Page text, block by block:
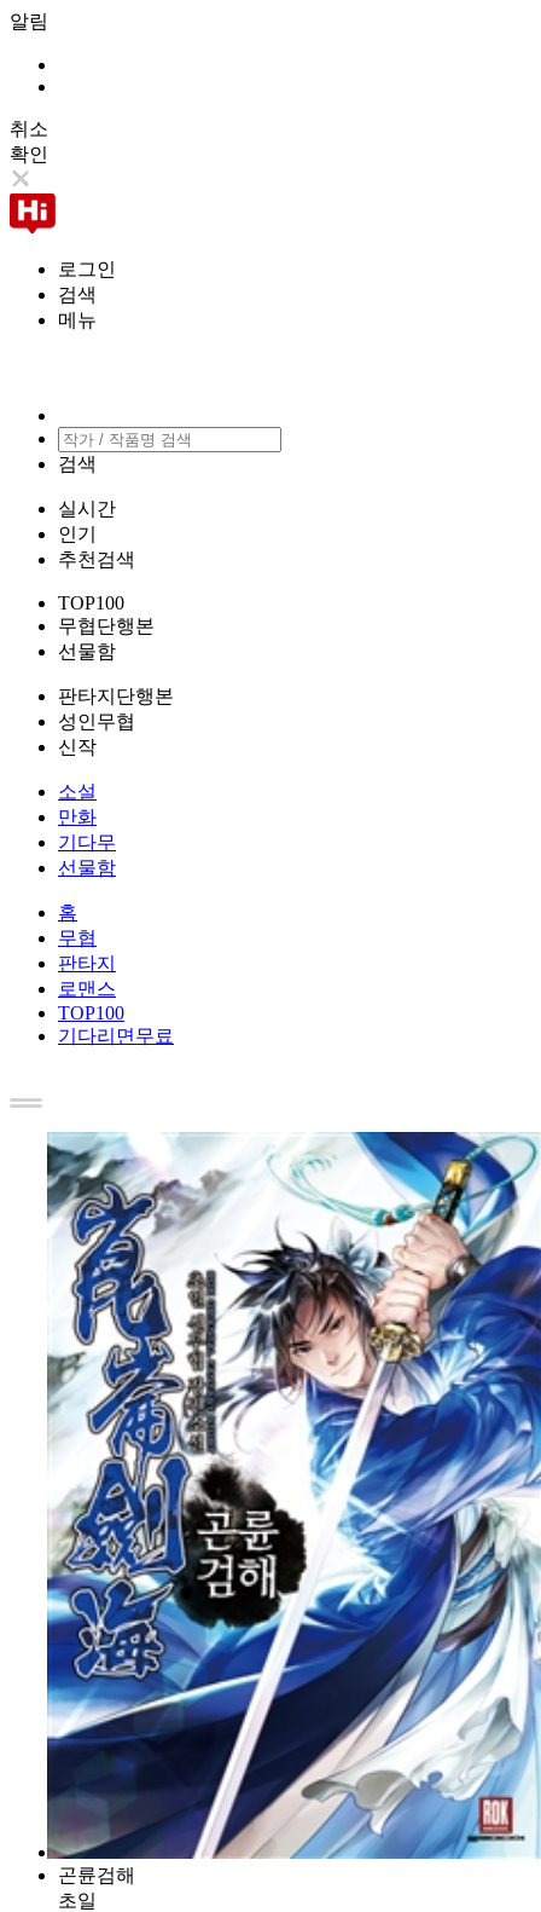
알림
취소
확인
로그인
검색
메뉴
검색
실시간
인기
추천검색
TOP100
무협단행본
선물함
판타지단행본
성인무협
신작
소설
만화
기다무
선물함
홈
무협
판타지
로맨스
TOP100
기다리면무료
곤륜검해
초일